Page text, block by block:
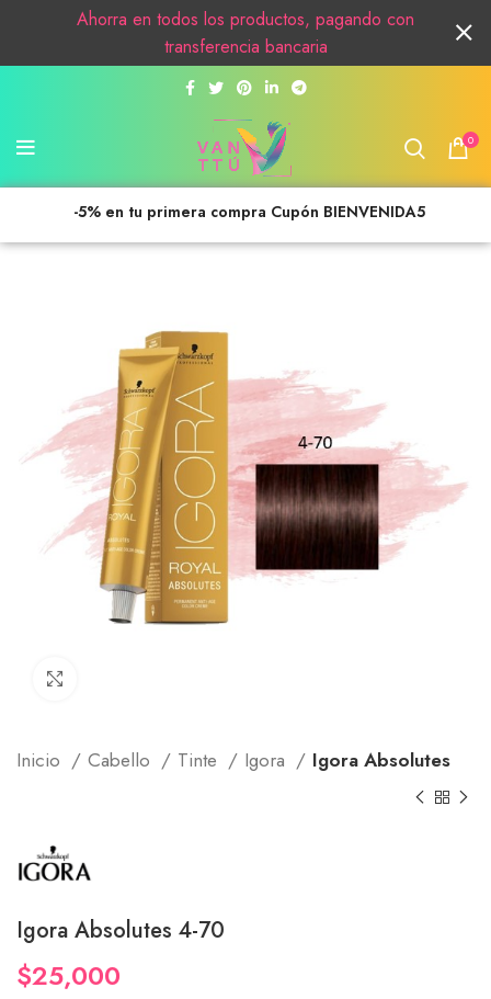
0
-5% en tu primera compra Cupón BIENVENIDA5
Inicio Cabello Tinte Igora Igora Absolutes
Igora Absolutes 4-70
$25,000
Ahorra en todos los productos, pagando con
transferencia bancaria